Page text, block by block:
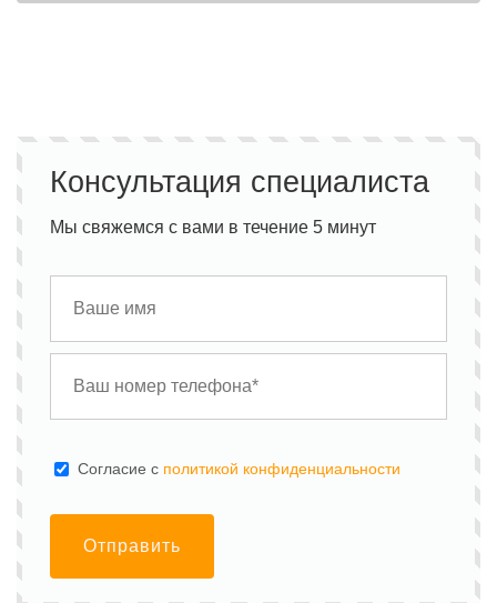
Консультация специалиста
Мы свяжемся с вами в течение 5 минут
Cогласие с политикой конфиденциальности
Отправить